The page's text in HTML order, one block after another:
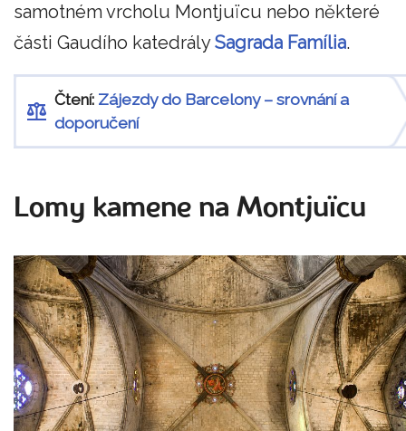
samotném vrcholu Montjuïcu nebo některé
části Gaudího katedrálySagrada Família.
Čtení: Zájezdy do Barcelony – srovnání a
doporučení
Lomy kamene na Montjuïcu